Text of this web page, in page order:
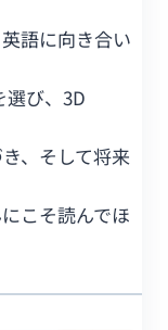
語に向き合い
び、3D
、そして将来
こそ読んでほ